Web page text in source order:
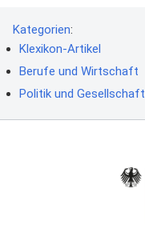
Kategorien:
Klexikon-Artikel
Berufe und Wirtschaft
Politik und Gesellschaft